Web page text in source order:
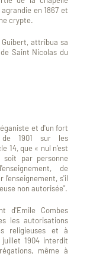
en 1867 et
crypte.
Guibert, attribua sa
Saint Nicolas du
et d'un fort
de 1901 sur les
14, que « nul n'est
par personne
de
l'enseignement, s'il
non autorisée".
d'Emile Combes
les autorisations
religieuses et à
juillet 1904 interdit
même à